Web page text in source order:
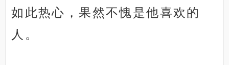
如此热心，果然不愧是他喜欢的
人。